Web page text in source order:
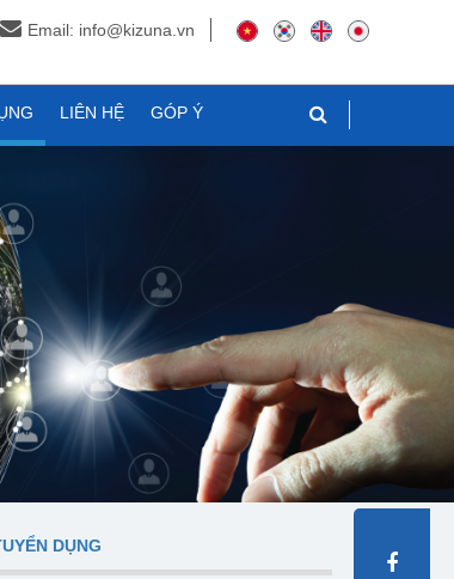
Email: info@kizuna.vn
LIÊN HỆ GÓP Ý
DỤNG